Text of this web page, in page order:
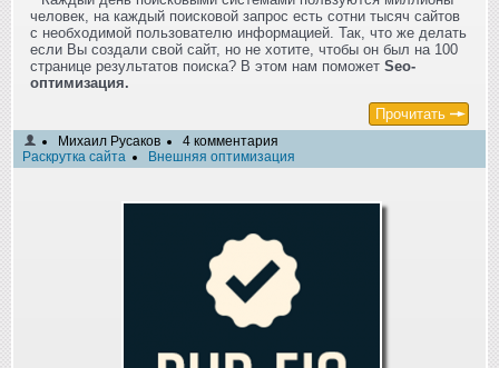
человек, на каждый поисковой запрос есть сотни тысяч сайтов
с необходимой пользователю информацией. Так, что же делать
если Вы создали свой сайт, но не хотите, чтобы он был на 100
странице результатов поиска? В этом нам поможет Seo-
оптимизация.
Прочитать
Михаил Русаков
4 комментария
Раскрутка сайта
Внешняя оптимизация